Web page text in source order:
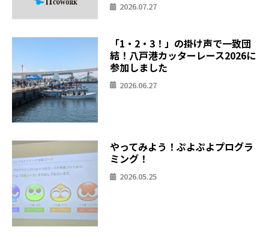
2026.07.27
「1・2・3！」の掛け声で一致団
結！八戸港カッターレース2026に
参加しました
2026.06.27
やってみよう！ぷよぷよプログラ
ミング！
2026.05.25